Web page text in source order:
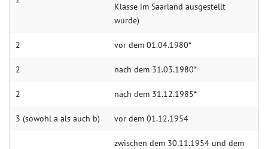
Klasse im Saarland ausgestellt
wurde)
2 vor dem 01.04.1980*
2 nach dem 31.03.1980*
2 nach dem 31.12.1985*
3 (sowohl a als auch b) vor dem 01.12.1954
zwischen dem 30.11.1954 und dem